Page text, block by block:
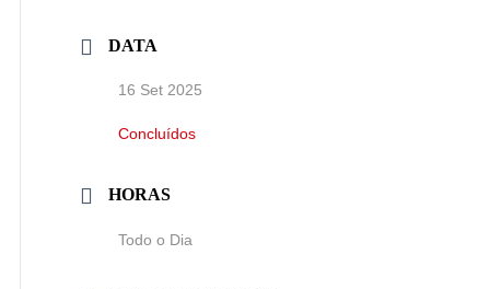
DATA
16 Set 2025
Concluídos
HORAS
Todo o Dia